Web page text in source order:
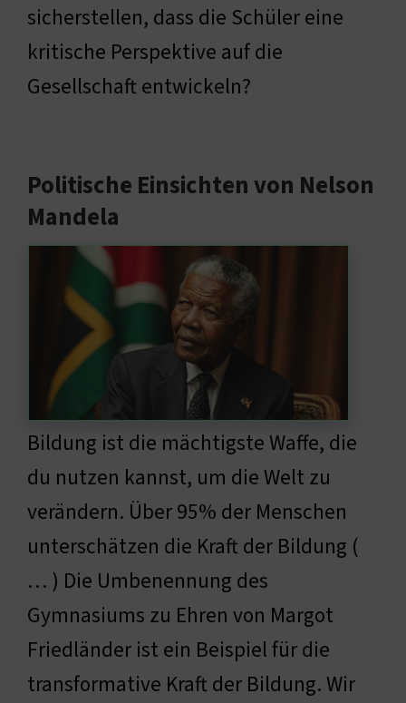
sicherstellen, dass die Schüler eine
kritische Perspektive auf die
Gesellschaft entwickeln?
Politische Einsichten von Nelson
Mandela
Bildung ist die mächtigste Waffe, die
du nutzen kannst, um die Welt zu
verändern. Über 95% der Menschen
unterschätzen die Kraft der Bildung (
… ) Die Umbenennung des
Gymnasiums zu Ehren von Margot
Friedländer ist ein Beispiel für die
transformative Kraft der Bildung. Wir